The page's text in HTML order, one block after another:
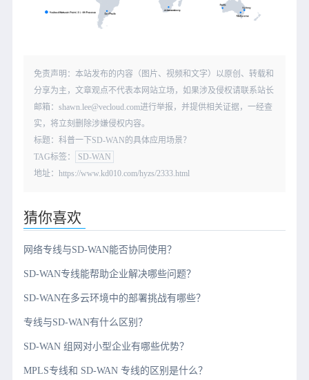
免责声明：本站发布的内容（图片、视频和文字）以原创、转载和
分享为主，文章观点不代表本网站立场，如果涉及侵权请联系站长
邮箱：shawn.lee@vecloud.com进行举报，并提供相关证据，一经查
实，将立刻删除涉嫌侵权内容。
标题：科普一下SD-WAN的具体应用场景？
TAG标签：
SD-WAN
地址：https://www.kd010.com/hyzs/2333.html
猜你喜欢
网络专线与SD-WAN能否协同使用？
SD-WAN专线能帮助企业解决哪些问题？
SD-WAN在多云环境中的部署挑战有哪些？
专线与SD-WAN有什么区别？
SD-WAN 组网对小型企业有哪些优势？
MPLS专线和 SD-WAN 专线的区别是什么？